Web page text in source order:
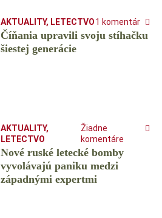
AKTUALITY, LETECTVO1 komentár
Číňania upravili svoju stíhačku
šiestej generácie
AKTUALITY,
LETECTVO
Žiadne
komentáre
Nové ruské letecké bomby
vyvolávajú paniku medzi
západnými expertmi